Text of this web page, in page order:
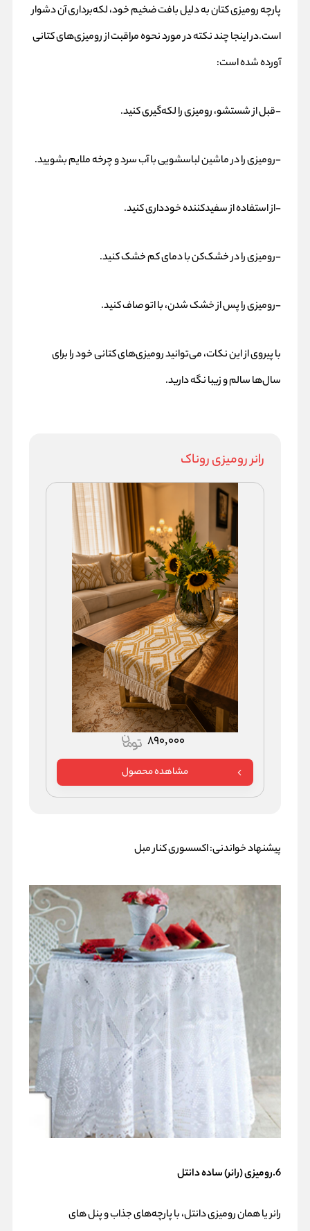
پارچه رومیزی کتان به دلیل بافت ضخیم خود، لکه‌برداری آن دشوار
است.در اینجا چند نکته در مورد نحوه مراقبت از رومیزی‌های کتانی
آورده شده است:
-قبل از شستشو، رومیزی را لکه‌گیری کنید.
-رومیزی را در ماشین لباسشویی با آب سرد و چرخه ملایم بشویید.
-از استفاده از سفیدکننده خودداری کنید.
-رومیزی را در خشک‌کن با دمای کم خشک کنید.
-رومیزی را پس از خشک شدن، با اتو صاف کنید.
با پیروی از این نکات، می‌توانید رومیزی‌های کتانی خود را برای
سال‌ها سالم و زیبا نگه دارید.
رانر رومیزی روناک
890,000
مشاهده محصول
پیشنهاد خواندنی:اکسسوری کنار مبل
6.رومیزی (رانر) ساده دانتل
رانر یا همان رومیزی دانتل، با پارچه‌های جذاب و پنل های